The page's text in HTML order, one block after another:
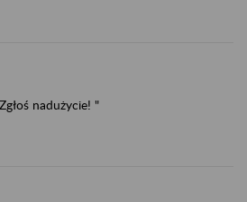
nadużycie! "